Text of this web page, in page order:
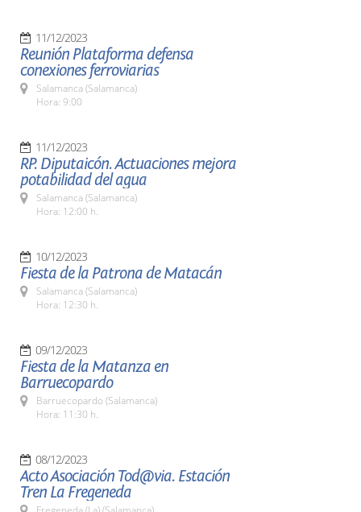
11/12/2023
Reunión Plataforma defensa
conexiones ferroviarias
Salamanca (Salamanca)
Hora: 9:00
11/12/2023
RP. Diputaicón. Actuaciones mejora
potabilidad del agua
Salamanca (Salamanca)
Hora: 12:00 h.
10/12/2023
Fiesta de la Patrona de Matacán
Salamanca (Salamanca)
Hora: 12:30 h.
09/12/2023
Fiesta de la Matanza en
Barruecopardo
Barruecopardo (Salamanca)
Hora: 11:30 h.
08/12/2023
Acto Asociación Tod@via. Estación
Tren La Fregeneda